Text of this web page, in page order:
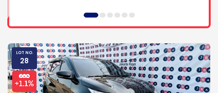
LOT NO.
28